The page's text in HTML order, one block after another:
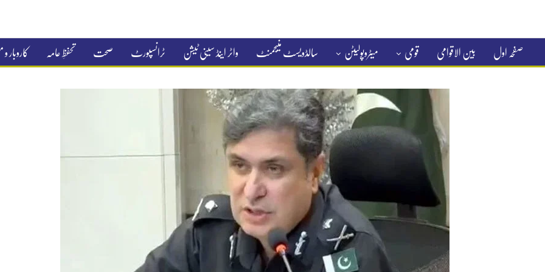
صفحہ اول بین الاقوامی قومی میٹروپولیٹن سالڈویسٹ منیجمنٹ واٹر اینڈ سینی ٹیشن ٹرانسپورٹ صحت تحفظِ عامہ کاروبار